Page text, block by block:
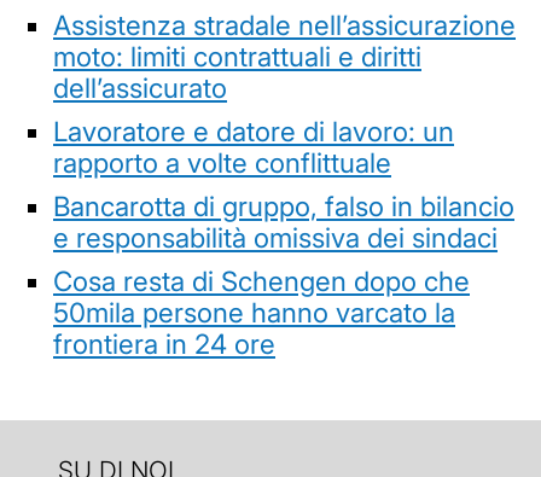
Assistenza stradale nell’assicurazione
moto: limiti contrattuali e diritti
dell’assicurato
Lavoratore e datore di lavoro: un
rapporto a volte conflittuale
Bancarotta di gruppo, falso in bilancio
e responsabilità omissiva dei sindaci
Cosa resta di Schengen dopo che
50mila persone hanno varcato la
frontiera in 24 ore
SU DI NOI